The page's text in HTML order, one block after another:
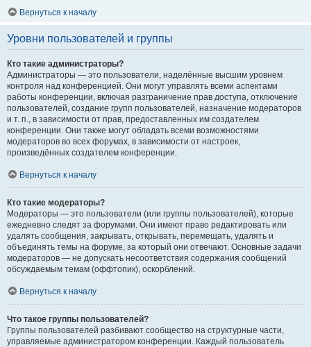
Вернуться к началу
Уровни пользователей и группы
Кто такие администраторы?
Администраторы — это пользователи, наделённые высшим уровнем
контроля над конференцией. Они могут управлять всеми аспектами
работы конференции, включая разграничение прав доступа, отключение
пользователей, создание групп пользователей, назначение модераторов
и т. п., в зависимости от прав, предоставленных им создателем
конференции. Они также могут обладать всеми возможностями
модераторов во всех форумах, в зависимости от настроек,
произведённых создателем конференции.
Вернуться к началу
Кто такие модераторы?
Модераторы — это пользователи (или группы пользователей), которые
ежедневно следят за форумами. Они имеют право редактировать или
удалять сообщения, закрывать, открывать, перемещать, удалять и
объединять темы на форуме, за который они отвечают. Основные задачи
модераторов — не допускать несоответствия содержания сообщений
обсуждаемым темам (оффтопик), оскорблений.
Вернуться к началу
Что такое группы пользователей?
Группы пользователей разбивают сообщество на структурные части,
управляемые администратором конференции. Каждый пользователь